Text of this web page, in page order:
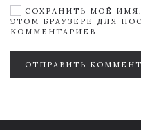
СОХРАНИТЬ МОЁ ИМЯ,
ЭТОМ БРАУЗЕРЕ ДЛЯ
КОММЕНТАРИЕВ.
ОТПРАВИТЬ